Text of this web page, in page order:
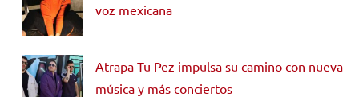
voz mexicana
Atrapa Tu Pez impulsa su camino con nueva
música y más conciertos